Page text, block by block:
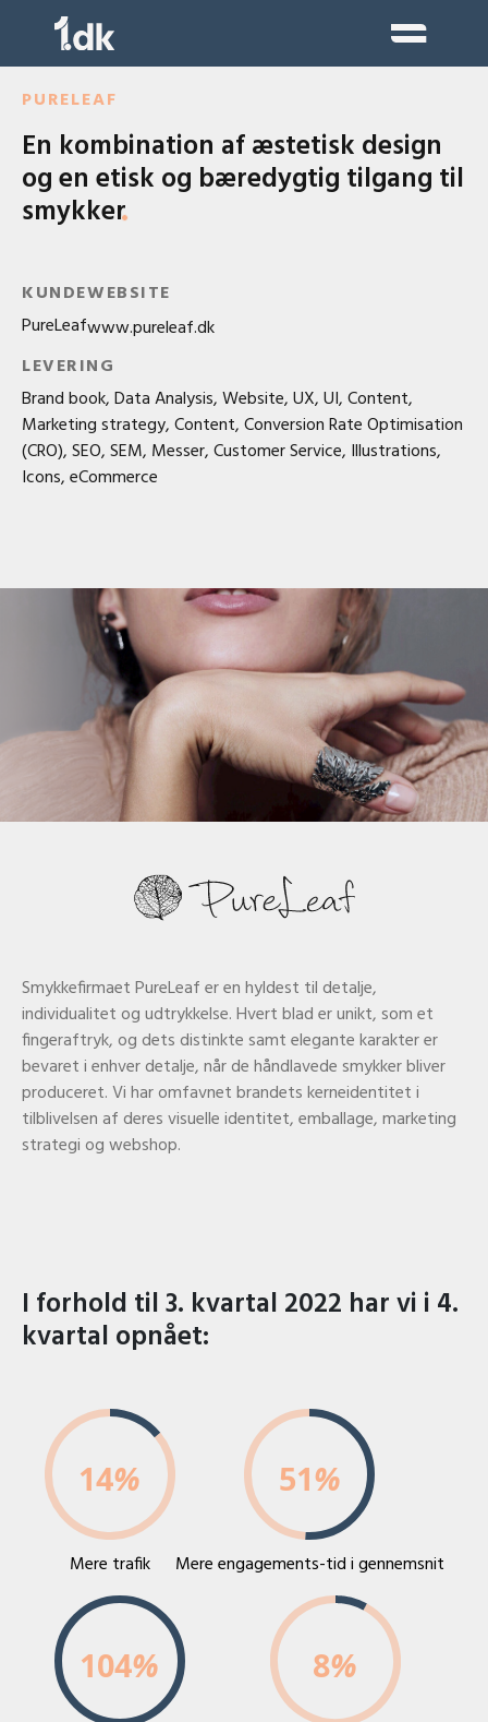
content
PURELEAF
En kombination af æstetisk design
og en etisk og bæredygtig tilgang til
smykker
KUNDE
PureLeaf
LEVERING
Brand book, Data Analysis, Website, UX, UI, Content,
Marketing strategy, Content, Conversion Rate Optimisation
(CRO), SEO, SEM, Messer, Customer Service, Illustrations,
Icons, eCommerce
WEBSITE
www.pureleaf.dk
Smykkefirmaet PureLeaf er en hyldest til detalje,
individualitet og udtrykkelse. Hvert blad er unikt, som et
fingeraftryk, og dets distinkte samt elegante karakter er
bevaret i enhver detalje, når de håndlavede smykker bliver
produceret. Vi har omfavnet brandets kerneidentitet i
tilblivelsen af deres visuelle identitet, emballage, marketing
strategi og webshop.
I forhold til 3. kvartal 2022 har vi i 4.
kvartal opnået:
14%
Mere trafik
51%
Mere engagements-tid i gennemsnit
104% 8%